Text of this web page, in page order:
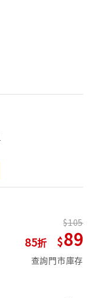
85
105
89
查詢門市庫存